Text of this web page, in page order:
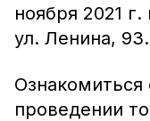
ноября 2021
ул. Ленина, 93.
проведении